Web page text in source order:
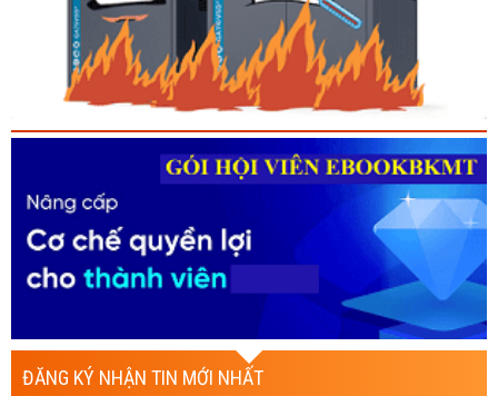
ĐĂNG KÝ NHẬN TIN MỚI NHẤT